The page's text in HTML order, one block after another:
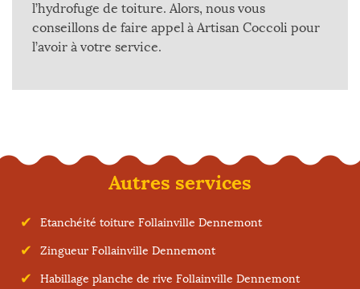
l’hydrofuge de toiture. Alors, nous vous
conseillons de faire appel à Artisan Coccoli pour
l’avoir à votre service.
Autres services
Etanchéité toiture Follainville Dennemont
Zingueur Follainville Dennemont
Habillage planche de rive Follainville Dennemont